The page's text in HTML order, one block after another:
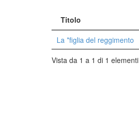
Titolo
La *figlia del reggimento
Vista da 1 a 1 di 1 elementi